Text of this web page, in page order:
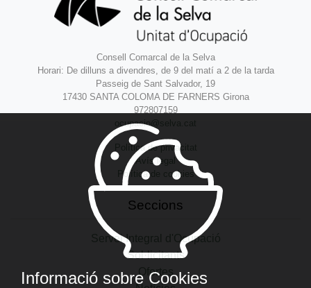
Consell Comarcal de la Selva
Horari: De dilluns a divendres, de 9 del matí a 2 de la tarda
Passeig de Sant Salvador, 19
17430 SANTA COLOMA DE FARNERS Girona
972807159
ocupacio@selva.cat
Política de privacitat
Avís legal
Política de cookies
Seccions
Servei Integral d'Ocupació
Sol·licitants
Ofertes
Informació sobre Cookies